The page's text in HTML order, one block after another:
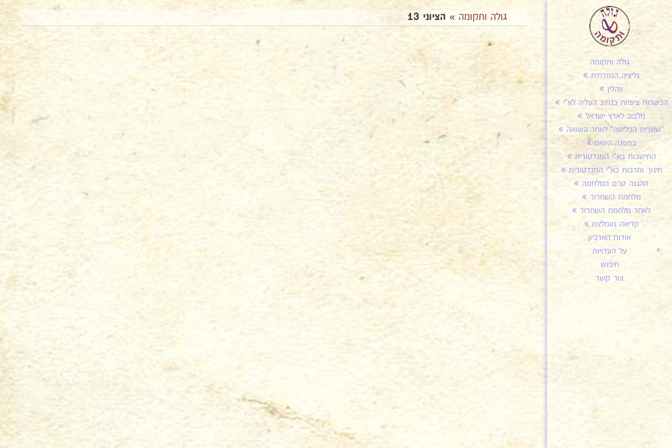
גולה ותקומה
גליציה המזרחית
ווהלין
הכשרות ציוניות בנתיב העליה לא"י
מלבוב לארץ ישראל
"שארית הפליטה" לאחר השואה
במפנה הימים
התישבות בא"י המנדטורית
חינוך ותרבות בא"י המנדטורית
ההגנה טרם המלחמה
מלחמת השחרור
לאחר מלחמת השחרור
קריאה מומלצת
אודות הארכיון
על העדויות
חיפוש
צור קשר
גולה ותקומה » הציוני 13